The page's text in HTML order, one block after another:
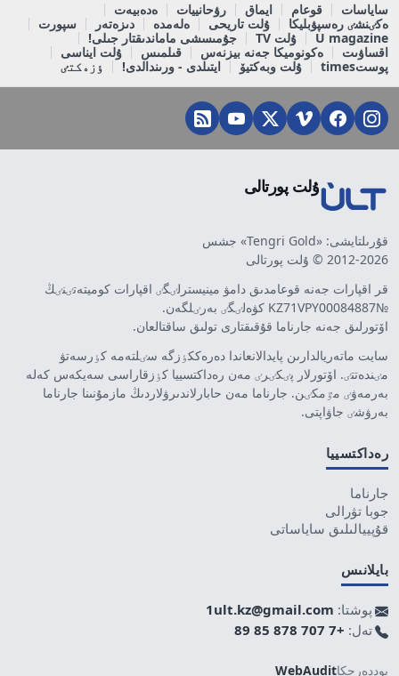
ساياسات قوعام ايماق رۋحانييات
ەدەبيەت
ەكٸنشٸ رەسپۋبليكا
ۇلت تاريحى ەلەمدە دىزەتەر
سپورت
U magazine
ۇلت TV
جۇمىسشى ماماندىقتار جىلى!
اقساۋىت
ەكونوميكا جەنە بيزنەس قىلمىس
ۇلت ايناسى
پوستtimes
ۇلت وبەكتيۆ ايتىلدى - ورىندالدى! ٶزەكتٸ
ۇلت پورتالى
قۇرىلتايشى: «Tengri Gold» جشس
2012-2026 © ۇلت پورتالى
قر اقپارات جەنە قوعامدىق دامۋ مينيسترلٸگٸ اقپارات كوميتەتٸنٸڭ
№KZ71VPY00084887 كۋەلٸگٸ بەرٸلگەن.
اۆتورلىق جەنە جارناما قۇقىقتارى تولىق ساقتالعان.
سايت ماتەريالدارىن پايدالانعاندا دەرەككٶزگە سٸلتەمە كٶرسەتۋ
مٸندەتتٸ. اۆتورلار پٸكٸرٸ مەن رەداكتسييا كٶزقاراسى سەيكەس كەلە
بەرمەۋٸ مٷمكٸن. جارناما مەن حابارلاندىرۋلاردىڭ مازمۇنىنا جارناما
بەرۋشٸ جاۋاپتى.
رەداكتسييا
جارناما
جوبا تۋرالى
قۇپييالىلىق ساياساتى
بايلانىس
پوشتا: 1ult.kz@gmail.com
تەل: +7 707 878 85 89
پوددەرجكاWebAudit